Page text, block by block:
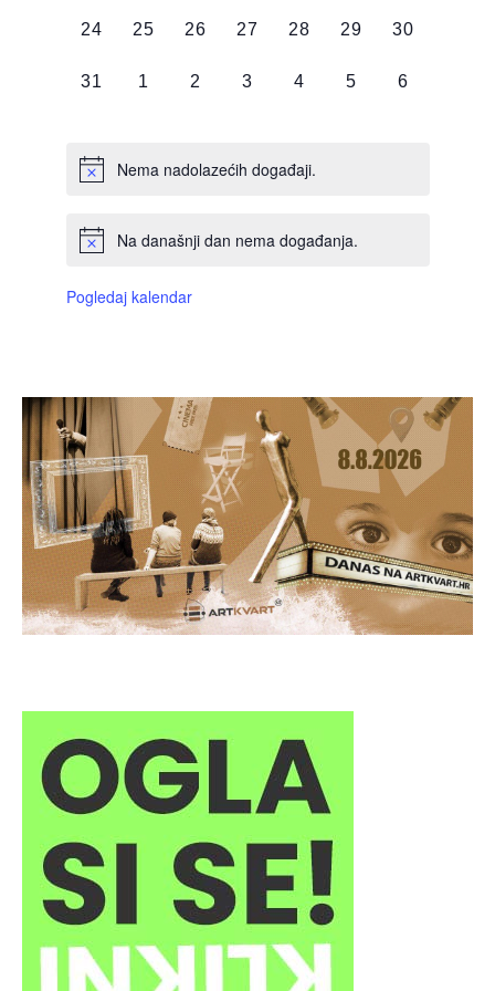
0
24
0
25
0
26
0
27
0
28
0
29
0
30
0
31
0
1
0
2
0
3
0
4
0
5
0
6
Nema nadolazećih događaji.
Na današnji dan nema događanja.
Pogledaj kalendar